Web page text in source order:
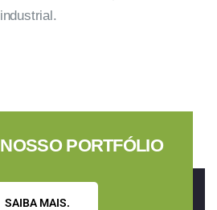
PORTFÓLIO
SAIBA MAIS.